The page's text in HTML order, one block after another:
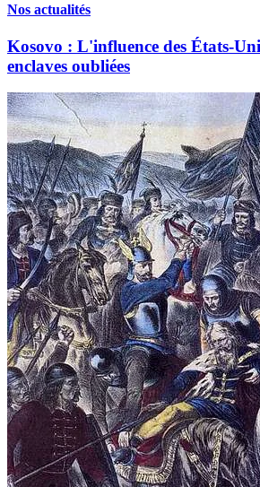
Nos actualités
Kosovo : L'influence des États-
enclaves oubliées